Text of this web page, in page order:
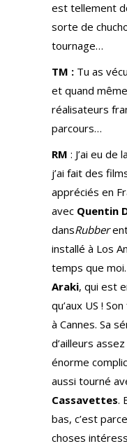
est tellement
sorte de
tournage…
TM : Tu as
et quand
réalisateurs
parcours…
RM : J’ai eu de
j’ai fait des
appréciés en
avec Quentin
dansRubber
installé à Los
temps que
Araki, qui est
qu’aux US !
à Cannes. Sa
d’ailleurs
énorme
aussi tourné
Cassavettes.
bas, c’est
choses